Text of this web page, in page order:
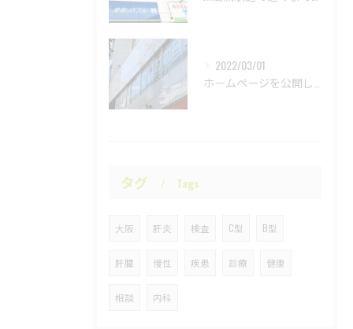
2022/03/01
タグ Tags
大阪 肝炎 検査 C型 B型
肝臓 慢性 疾患 診療 健康
相談 内科